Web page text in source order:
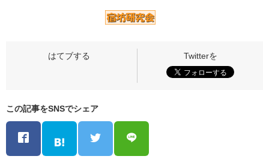
この記事をSNSでシェア